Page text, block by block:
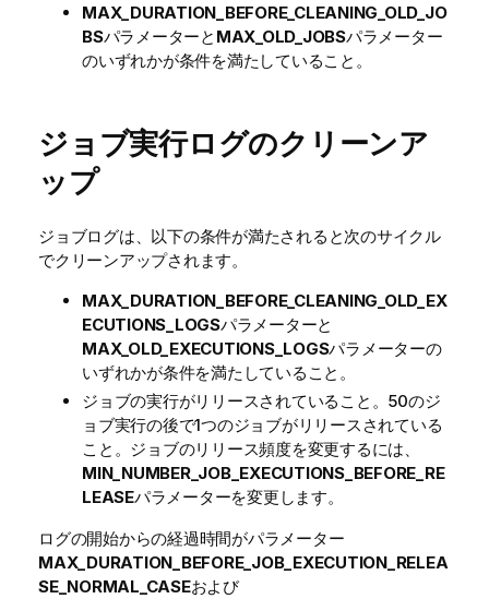
MAX_DURATION_BEFORE_CLEANING_OLD_JO
BSパラメーターと MAX_OLD_JOBSパラメーター
のいずれかが条件を満たしていること。
ジョブ実行ログのクリーンア
ップ
ジョブログは、以下の条件が満たされると次のサイクル
でクリーンアップされます。
MAX_DURATION_BEFORE_CLEANING_OLD_EX
ECUTIONS_LOGSパラメーターと
MAX_OLD_EXECUTIONS_LOGSパラメーターの
いずれかが条件を満たしていること。
ジョブの実行がリリースされていること。50のジ
ョブ実行の後で1つのジョブがリリースされている
こと。ジョブのリリース頻度を変更するには、
MIN_NUMBER_JOB_EXECUTIONS_BEFORE_RE
LEASEパラメーターを変更します。
ログの開始からの経過時間がパラメーター
MAX_DURATION_BEFORE_JOB_EXECUTION_RELEA
SE_NORMAL_CASEおよび